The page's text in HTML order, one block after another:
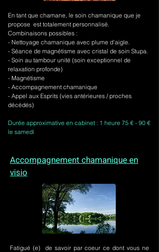
En tant que chamane, le soin chamanique que je
propose est totalement personnalisé.
Combinaisons possibles :
- Nettoyage chamanique avec plume d'aigle.
- Séance de magnétisme avec cristal de soin Stupa.
- Soin au tambour unité (soin exceptionnel de
relaxation profonde)
- Magnétisme
- Accompagnement chamanique
- Appel aux Esprits (vies antérieures / proches
décédés)
Durée approximative en cabinet : 1 heure 75 € - 90 €
le samedi
Accompagnement chamanique en
visio
Fatigué (e) de savoir par coeur ce dont vous ne